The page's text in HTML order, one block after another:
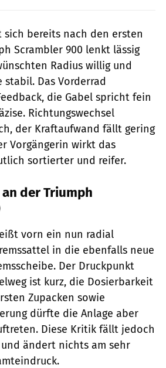
sich bereits nach den ersten
Scrambler 900 lenkt lässig
Radius willig und
stabil. Das Vorderrad
die Gabel spricht fein
Richtungswechsel
der Kraftaufwand fällt gering
Vorgängerin wirkt das
sortierter und reifer.
der Triumph
vorn ein nun radial
in die ebenfalls neue
Der Druckpunkt
ist kurz, die Dosierbarkeit
Zupacken sowie
dürfte die Anlage aber
Diese Kritik fällt jedoch
und ändert nichts am sehr